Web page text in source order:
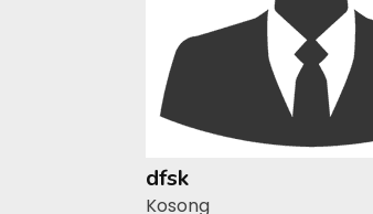
dfsk
Kosong